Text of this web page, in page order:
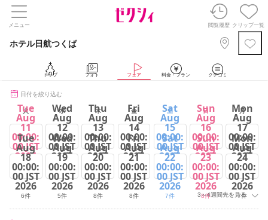
メニュー 閲覧履歴 クリップ一覧
ホテル日航つくば
トップ フォト フェア 料金・プラン クチコミ
日付を絞り込む
火 水 木 金 土 日 月
Tue
Aug
11
00:00:
00 JST
2026
7件
Wed
Aug
12
00:00:
00 JST
2026
5件
Thu
Aug
13
00:00:
00 JST
2026
8件
Fri
Aug
14
00:00:
00 JST
2026
8件
Sat
Aug
15
00:00:
00 JST
2026
7件
Sun
Aug
16
00:00:
00 JST
2026
9件
Mon
Aug
17
00:00:
00 JST
2026
7件
Tue
Aug
18
00:00:
00 JST
2026
6件
Wed
Aug
19
00:00:
00 JST
2026
5件
Thu
Aug
20
00:00:
00 JST
2026
8件
Fri
Aug
21
00:00:
00 JST
2026
8件
Sat
Aug
22
00:00:
00 JST
2026
7件
Sun
Aug
23
00:00:
00 JST
2026
8件
Mon
Aug
24
00:00:
00 JST
2026
7件
3～4週間先を見る